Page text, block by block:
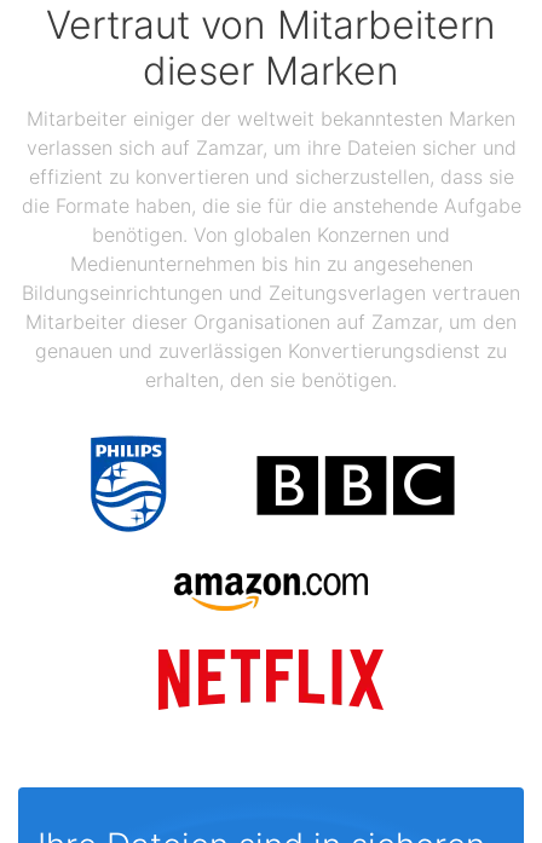
Vertraut von Mitarbeitern
dieser Marken
Mitarbeiter einiger der weltweit bekanntesten Marken
verlassen sich auf Zamzar, um ihre Dateien sicher und
effizient zu konvertieren und sicherzustellen, dass sie
die Formate haben, die sie für die anstehende Aufgabe
benötigen. Von globalen Konzernen und
Medienunternehmen bis hin zu angesehenen
Bildungseinrichtungen und Zeitungsverlagen vertrauen
Mitarbeiter dieser Organisationen auf Zamzar, um den
genauen und zuverlässigen Konvertierungsdienst zu
erhalten, den sie benötigen.